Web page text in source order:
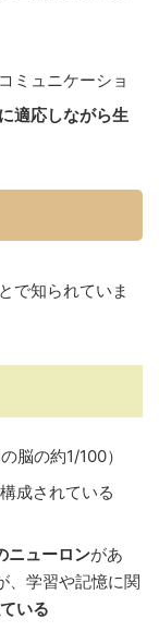
ミュニケーショ
適応しながら生
で知られていま
脳の約1/100）
成されている
ニューロンがあ
、学習や記憶に関
いる